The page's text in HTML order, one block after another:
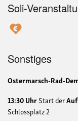
Soli-
Sonstiges
Ostermarsch-Rad-
13:30 UhrStart der
Schlossplatz 2